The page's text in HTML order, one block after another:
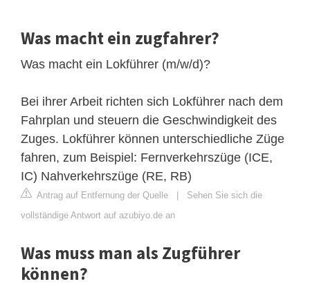
Was macht ein zugfahrer?
Was macht ein Lokführer (m/w/d)?
Bei ihrer Arbeit richten sich Lokführer nach dem
Fahrplan und steuern die Geschwindigkeit des
Zuges. Lokführer können unterschiedliche Züge
fahren, zum Beispiel: Fernverkehrszüge (ICE,
IC) Nahverkehrszüge (RE, RB)
Antrag auf Entfernung der Quelle
Sehen Sie sich die
vollständige Antwort auf azubiyo.de an
Was muss man als Zugführer
können?